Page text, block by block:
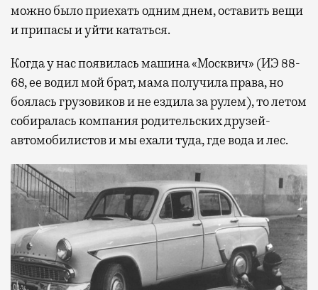
можно было приехать одним днем, оставить вещи
и припасы и уйти кататься.
Когда у нас появилась машина «Москвич» (ИЭ 88-
68, ее водил мой брат, мама получила права, но
боялась грузовиков и не ездила за рулем), то летом
собиралась компания родительских друзей-
автомобилистов и мы ехали туда, где вода и лес.